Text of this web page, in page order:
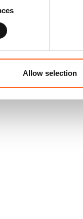
Allow selection